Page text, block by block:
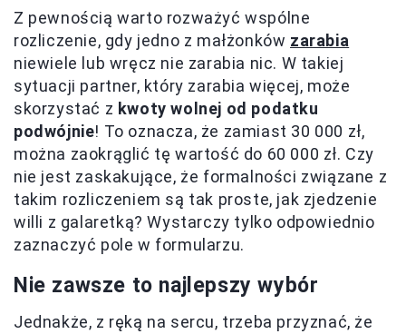
Z pewnością warto rozważyć wspólne
rozliczenie, gdy jedno z małżonków zarabia
niewiele lub wręcz nie zarabia nic. W takiej
sytuacji partner, który zarabia więcej, może
skorzystać z kwoty wolnej od podatku
podwójnie! To oznacza, że zamiast 30 000 zł,
można zaokrąglić tę wartość do 60 000 zł. Czy
nie jest zaskakujące, że formalności związane z
takim rozliczeniem są tak proste, jak zjedzenie
willi z galaretką? Wystarczy tylko odpowiednio
zaznaczyć pole w formularzu.
Nie zawsze to najlepszy wybór
Jednakże, z ręką na sercu, trzeba przyznać, że